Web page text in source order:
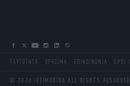
© 2026 IEFIMERIDA ALL RIGHTS RESERVED
ΤΑΥΤΟΤΗΤΑ ΧΡΗΣΙΜΑ ΕΠΙΚΟΙΝΩΝΙΑ ΟΡΟΙ